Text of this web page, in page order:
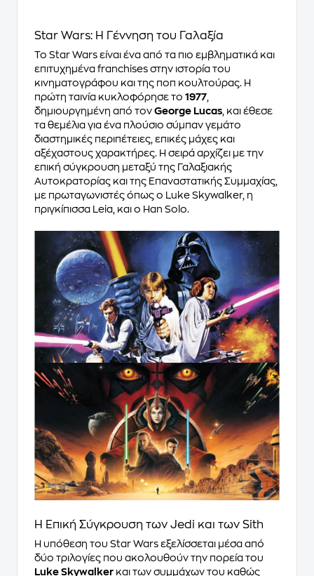
Star Wars: Η Γέννηση του Γαλαξία
Το Star Wars είναι ένα από τα πιο εμβληματικά και
επιτυχημένα franchises στην ιστορία του
κινηματογράφου και της ποπ κουλτούρας. Η
πρώτη ταινία κυκλοφόρησε το 1977
δημιουργημένη από τον George Lucas , και έθεσε
τα θεμέλια για ένα πλούσιο σύμπαν γεμάτο
διαστημικές περιπέτειες, επικές μάχες και
αξέχαστους χαρακτήρες. Η σειρά αρχίζει με την
επική σύγκρουση μεταξύ της Γαλαξιακής
Αυτοκρατορίας και της Επαναστατικής Συμμαχίας,
με πρωταγωνιστές όπως ο Luke Skywalker, η
πριγκίπισσα Leia, και ο Han Solo.
Η Επική Σύγκρουση των Jedi και των Sith
Η υπόθεση του Star Wars εξελίσσεται μέσα από
δύο τριλογίες που ακολουθούν την πορεία του
Luke Skywalker και των συμμάχων του καθώς